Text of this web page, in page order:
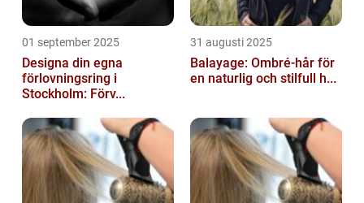
01 september 2025
Designa din egna
förlovningsring i
Stockholm: Förv...
31 augusti 2025
Balayage: Ombré-hår för
en naturlig och stilfull h...